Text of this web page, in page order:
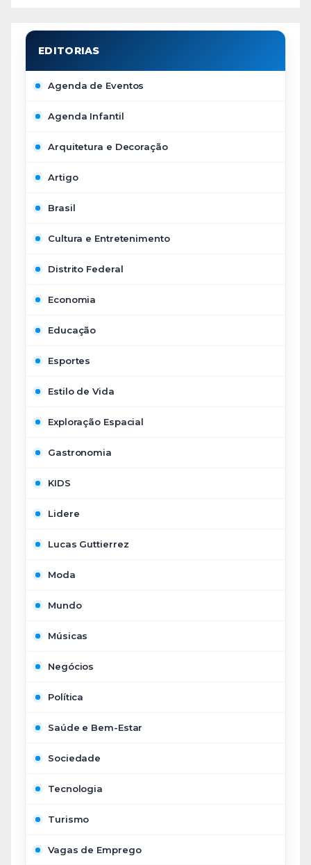
Agenda de Eventos
Agenda Infantil
Arquitetura e Decoração
Artigo
Brasil
Cultura e Entretenimento
Distrito Federal
Economia
Educação
Esportes
Estilo de Vida
Exploração Espacial
Gastronomia
KIDS
Lidere
Lucas Guttierrez
Moda
Mundo
Músicas
Negócios
Política
Saúde e Bem-Estar
Sociedade
Tecnologia
Turismo
Vagas de Emprego